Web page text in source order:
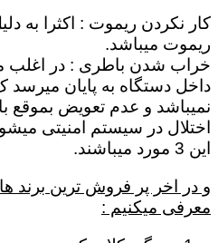
کار نکردن ریموت : اکثرا به
ریموت میباشد.
خراب شدن باطری : در اغلب
نمیباشد و عدم تعویض
اختلال در سیستم امنیتی
این 3 مورد میباشند.
و در اخر پر فروش ترین برند
معرفی میکنیم :